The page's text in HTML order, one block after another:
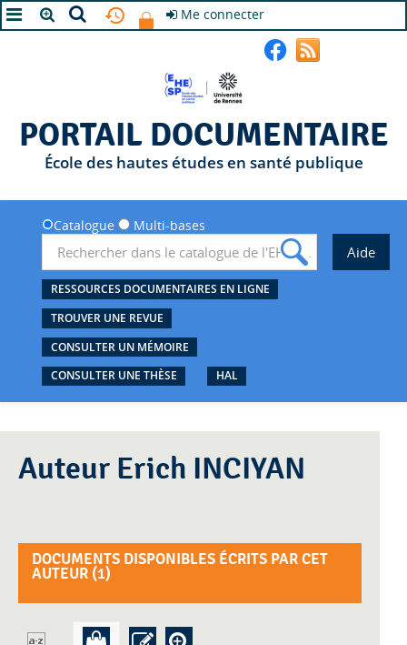
Me connecter
PORTAIL DOCUMENTAIRE
École des hautes études en santé publique
Catalogue Multi-bases
RESSOURCES DOCUMENTAIRES EN LIGNE
TROUVER UNE REVUE
CONSULTER UN MÉMOIRE
CONSULTER UNE THÈSE
HAL
Auteur Erich INCIYAN
DOCUMENTS DISPONIBLES ÉCRITS PAR CET
AUTEUR (1)